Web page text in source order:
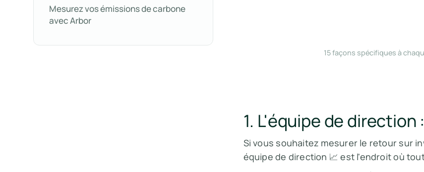
Mesurez vos émissions de carbone
avec Arbor
15 façons spécifiques à
1. L'équipe de
Si vous souhaitez mesurer le retour sur
équipe de direction 📈 est l'endroit où